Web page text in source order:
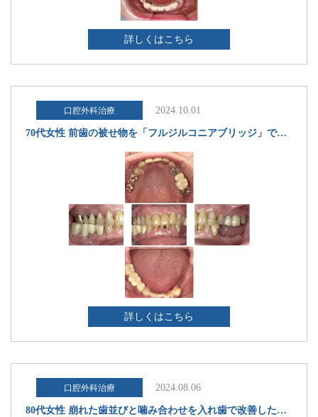
詳しくはこちら
口腔外科治療 2024.10.01
70代女性 前歯の被せ物を「フルジルコニアブリッジ」で美しく修復した症例
詳しくはこちら
口腔外科治療 2024.08.06
80代女性 崩れた歯並びと噛み合わせを入れ歯で改善した症例